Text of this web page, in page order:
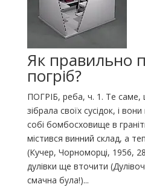
Як правильно
погріб?
ПОГРІБ, реба, ч. 1. Те
зібрала своїх сусідок, і
собі бомбосховище в
містився винний склад, а
(Кучер, Чорноморці, 1956,
дулівки ще вточити
смачна була!)...